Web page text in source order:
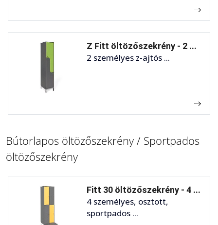
Z Fitt öltözőszekrény - 2 ...
2 személyes z-ajtós ...
Bútorlapos öltözőszekrény / Sportpados
öltözőszekrény
Fitt 30 öltözőszekrény - 4 ...
4 személyes, osztott,
sportpados ...